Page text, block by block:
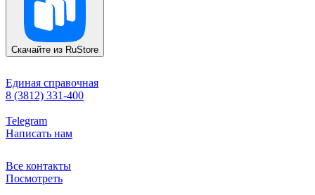
Скачайте из RuStore
Единая справочная
8 (3812) 331-400
Telegram
Написать нам
Все контакты
Посмотреть